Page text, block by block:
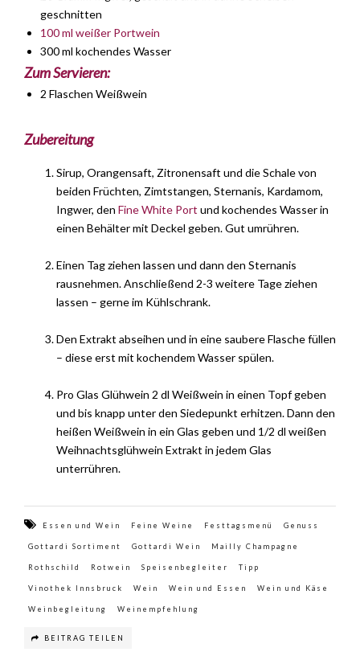
geschnitten
100 ml weißer Portwein
300 ml kochendes Wasser
Zum Servieren:
2 Flaschen Weißwein
Zubereitung
Sirup, Orangensaft, Zitronensaft und die Schale von
beiden Früchten, Zimtstangen, Sternanis, Kardamom,
Ingwer, den Fine White Port und kochendes Wasser in
einen Behälter mit Deckel geben. Gut umrühren.
Einen Tag ziehen lassen und dann den Sternanis
rausnehmen. Anschließend 2-3 weitere Tage ziehen
lassen – gerne im Kühlschrank.
Den Extrakt abseihen und in eine saubere Flasche füllen
– diese erst mit kochendem Wasser spülen.
Pro Glas Glühwein 2 dl Weißwein in einen Topf geben
und bis knapp unter den Siedepunkt erhitzen. Dann den
heißen Weißwein in ein Glas geben und 1/2 dl weißen
Weihnachtsglühwein Extrakt in jedem Glas
unterrühren.
Essen und Wein Feine Weine Festtagsmenü Genuss
Gottardi Sortiment Gottardi Wein Mailly Champagne
Rothschild Rotwein Speisenbegleiter Tipp
Vinothek Innsbruck Wein Wein und Essen Wein und Käse
Weinbegleitung Weinempfehlung
BEITRAG TEILEN